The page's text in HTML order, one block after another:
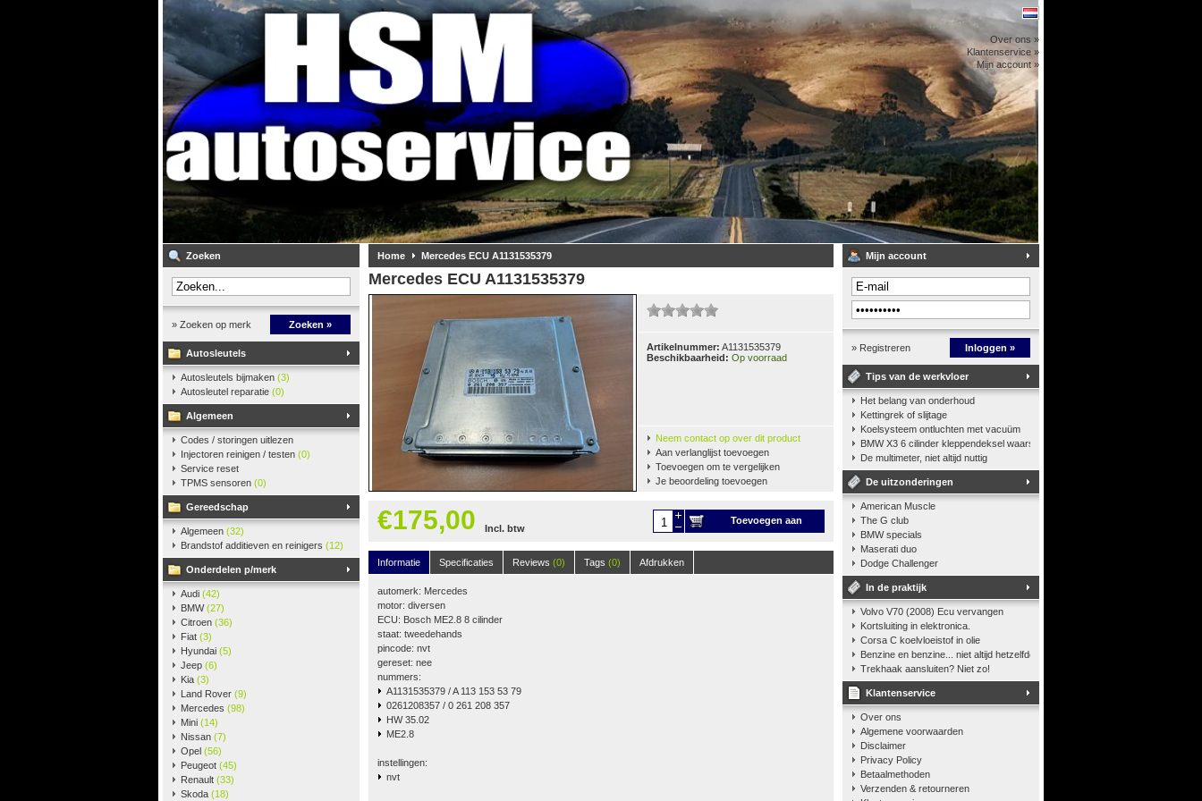
Over ons »
Klantenservice »
Mijn account »
Zoeken
» Zoeken op merk Zoeken »
Autosleutels
Autosleutels bijmaken (3)
Autosleutel reparatie (0)
Algemeen
Codes / storingen uitlezen
Injectoren reinigen / testen (0)
Service reset
TPMS sensoren (0)
Gereedschap
Algemeen (32)
Brandstof additieven en reinigers (12)
Onderdelen p/merk
Audi (42)
BMW(27)
Citroen (36)
Fiat (3)
Hyundai (5)
Jeep (6)
Kia (3)
Land Rover (9)
Mercedes (98)
Mini (14)
Nissan (7)
Opel (56)
Peugeot (45)
Renault (33)
Skoda (18)
Home Mercedes ECU A1131535379
Mercedes ECU A1131535379
Artikelnummer: A1131535379
Beschikbaarheid: Op voorraad
Neem contact op over dit product
Aan verlanglijst toevoegen
Toevoegen om te vergelijken
Je beoordeling toevoegen
€175,00 Incl. btw
Toevoegen aan
Informatie
Specificaties Reviews (0) Tags (0) Afdrukken
automerk: Mercedes
motor: diversen
ECU: Bosch ME2.8 8 cilinder
staat: tweedehands
pincode: nvt
gereset: nee
nummers:
A1131535379 / A 113 153 53 79
0261208357 / 0 261 208 357
HW 35.02
ME2.8
instellingen:
nvt
Mijn account
» Registreren Inloggen »
Tips van de werkvloer
Het belang van onderhoud
Kettingrek of slijtage
Koelsysteem ontluchten met vacuüm
BMW X3 6 cilinder kleppendeksel waarshuwing
De multimeter, niet altijd nuttig
De uitzonderingen
American Muscle
The G club
BMW specials
Maserati duo
Dodge Challenger
In de praktijk
Volvo V70 (2008) Ecu vervangen
Kortsluiting in elektronica.
Corsa C koelvloeistof in olie
Benzine en benzine... niet altijd hetzelfde
Trekhaak aansluiten? Niet zo!
Klantenservice
Over ons
Algemene voorwaarden
Disclaimer
Privacy Policy
Betaalmethoden
Verzenden & retourneren